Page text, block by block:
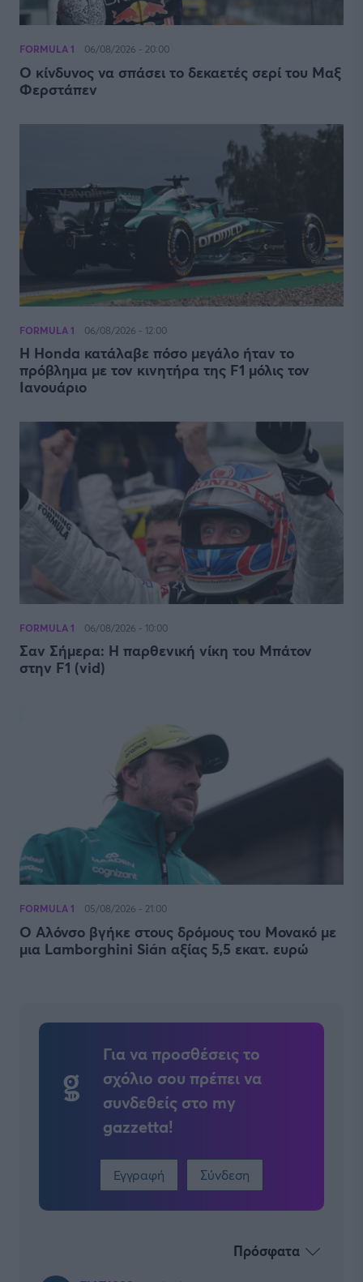
FORMULA 1 06/08/2026 - 20:00
Ο κίνδυνος να σπάσει το δεκαετές σερί του Μαξ
Φερστάπεν
FORMULA 1 06/08/2026 - 12:00
Η Honda κατάλαβε πόσο μεγάλο ήταν το
πρόβλημα με τον κινητήρα της F1 μόλις τον
Ιανουάριο
FORMULA 1 06/08/2026 - 10:00
Σαν Σήμερα: Η παρθενική νίκη του Μπάτον
στην F1 (vid)
FORMULA 1 05/08/2026 - 21:00
Ο Αλόνσο βγήκε στους δρόμους του Μονακό με
μια Lamborghini Sián αξίας 5,5 εκατ. ευρώ
Για να προσθέσεις το
σχόλιο σου πρέπει να
συνδεθείς στο my
gazzetta!
Εγγραφή Σύνδεση
Πρόσφατα